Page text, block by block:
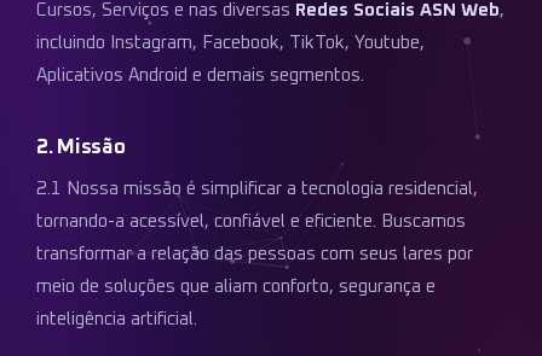
Cursos, Serviços e nas diversas Redes Sociais ASN Web,
incluindo Instagram, Facebook, TikTok, Youtube,
Aplicativos Android e demais segmentos.
2. Missão
2.1 Nossa missão é simplificar a tecnologia residencial,
tornando-a acessível, confiável e eficiente. Buscamos
transformar a relação das pessoas com seus lares por
meio de soluções que aliam conforto, segurança e
inteligência artificial.